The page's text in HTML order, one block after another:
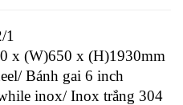
1
x (W)650 x (H)1930mm
Bánh gai 6 inch
inox/ Inox trắng 304